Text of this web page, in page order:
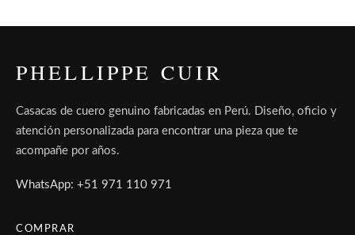
PHELLIPPE CUIR
Casacas de cuero genuino fabricadas en Perú. Diseño, oficio y
atención personalizada para encontrar una pieza que te
acompañe por años.
WhatsApp: +51 971 110 971
COMPRAR